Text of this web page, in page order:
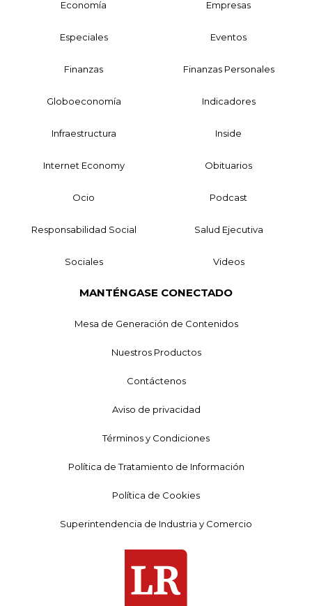
Economía Empresas
Especiales Eventos
Finanzas Finanzas Personales
Globoeconomía Indicadores
Infraestructura Inside
Internet Economy Obituarios
Ocio Podcast
Responsabilidad Social Salud Ejecutiva
Sociales Videos
MANTÉNGASE CONECTADO
Mesa de Generación de Contenidos
Nuestros Productos
Contáctenos
Aviso de privacidad
Términos y Condiciones
Política de Tratamiento de Información
Política de Cookies
Superintendencia de Industria y Comercio